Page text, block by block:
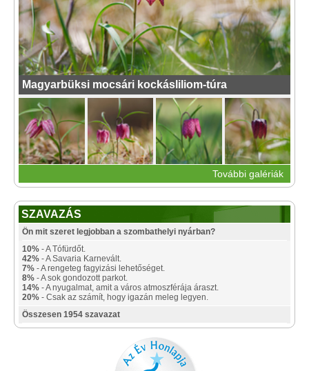
Magyarbüksi mocsári kockásliliom-túra
További galériák
SZAVAZÁS
Ön mit szeret legjobban a szombathelyi nyárban?
10% - A Tófürdőt.
42% - A Savaria Karnevált.
7% - A rengeteg fagyizási lehetőséget.
8% - A sok gondozott parkot.
14% - A nyugalmat, amit a város atmoszférája áraszt.
20% - Csak az számít, hogy igazán meleg legyen.
Összesen 1954 szavazat